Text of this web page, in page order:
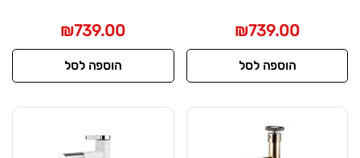
₪739.00
הוספה לסל
₪739.00
הוספה לסל